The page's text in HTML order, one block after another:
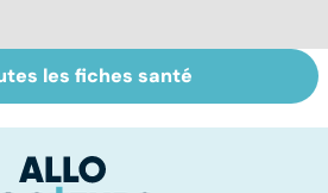
Remèdes
naturels : les
mères
les fiches santé